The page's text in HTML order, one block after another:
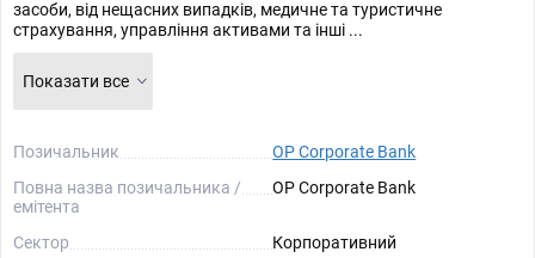
засоби, від нещасних випадків, медичне та туристичне
страхування, управління активами та інші ...
Показати все
Позичальник
OP Corporate Bank
Повна назва позичальника /
емітента
OP Corporate Bank
Сектор Корпоративний